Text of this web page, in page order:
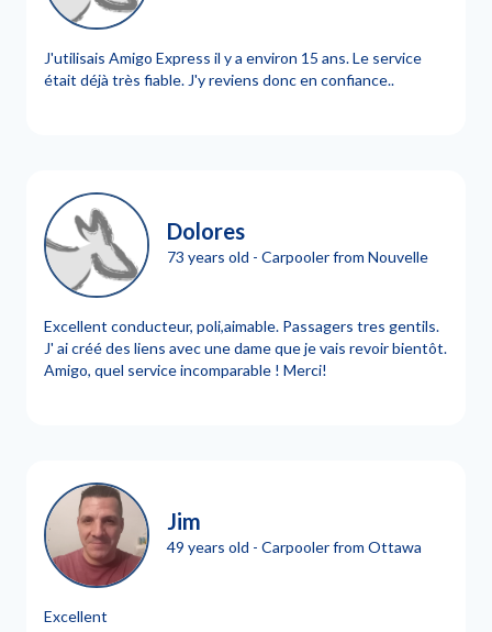
J'utilisais Amigo Express il y a environ 15 ans. Le service
était déjà très fiable. J'y reviens donc en confiance..
Dolores
73 years old - Carpooler from Nouvelle
Excellent conducteur, poli,aimable. Passagers tres gentils.
J' ai créé des liens avec une dame que je vais revoir bientôt.
Amigo, quel service incomparable ! Merci!
Jim
49 years old - Carpooler from Ottawa
Excellent